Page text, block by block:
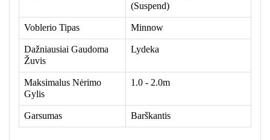
(Suspend)
Voblerio Tipas Minnow
Dažniausiai Gaudoma
Žuvis
Lydeka
Maksimalus Nėrimo
Gylis
1.0 - 2.0m
Garsumas Barškantis